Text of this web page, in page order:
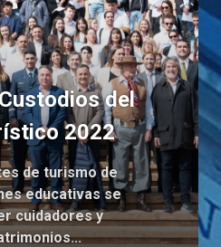
del
2022
de turismo de
educativas se
cuidadores y